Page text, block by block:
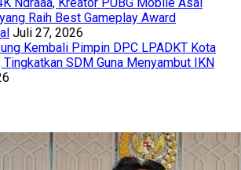
Raih Best Gameplay Award
Juli 27, 2026
Kembali Pimpin DPC LPADKT Kota
Tingkatkan SDM Guna Menyambut IKN